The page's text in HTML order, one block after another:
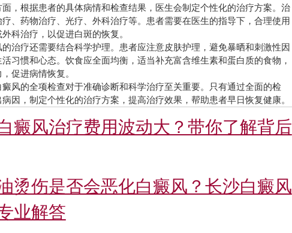
根据患者的具体病情和检查结果，医生会制定个性化的治疗方案。治
、药物治疗、光疗、外科治疗等。患者需要在医生的指导下，合理使用
科治疗，以促进白斑的恢复。
疗还需要结合科学护理。患者应注意皮肤护理，避免暴晒和刺激性因
习惯和心态。饮食应全面均衡，适当补充富含维生素和蛋白质的食物，
促进病情恢复。
的全项检查对于准确诊断和科学治疗至关重要。只有通过全面的检
因，制定个性化的治疗方案，提高治疗效果，帮助患者早日恢复健康。
癜风治疗费用波动大？带你了解背后
烫伤是否会恶化白癜风？长沙白癜风
业解答